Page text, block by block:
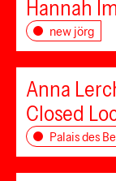
Hannah
new jörg
Anna
Closed
Palais des